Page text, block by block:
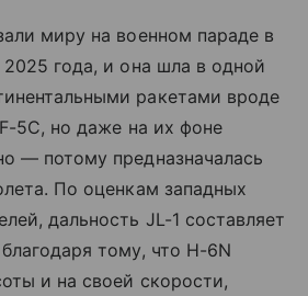
миру на военном параде в
2025 года, и она шла в одной
ракетами вроде
5C, но даже на их фоне
— потому предназначалась
По оценкам западных
дальность JL-1 составляет
тому, что H-6N
и на своей скорости,